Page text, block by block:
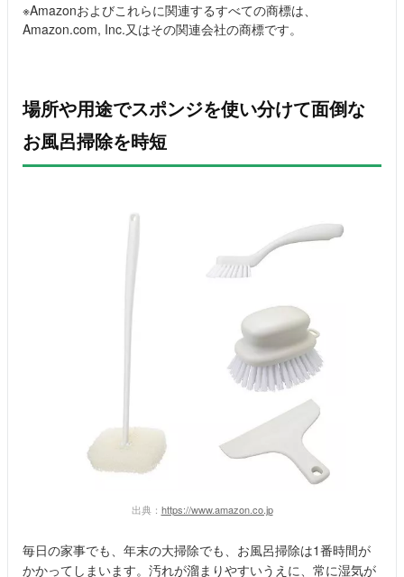
※Amazonおよびこれらに関連するすべての商標は、
Amazon.com, Inc.又はその関連会社の商標です。
場所や用途でスポンジを使い分けて面倒な
お風呂掃除を時短
出典： https://www.amazon.co.jp
毎日の家事でも、年末の大掃除でも、お風呂掃除は1番時間が
かかってしまいます。汚れが溜まりやすいうえに、常に湿気が